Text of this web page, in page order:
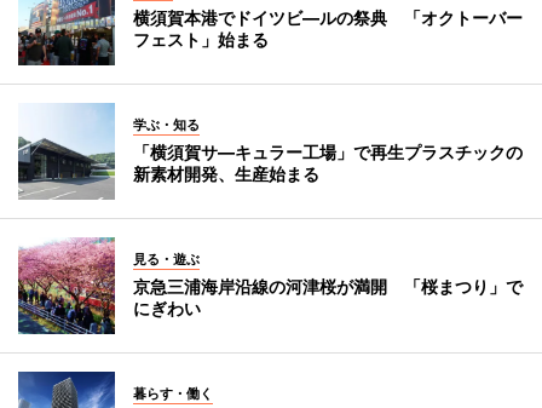
横須賀本港でドイツビ―ルの祭典 「オクトーバー
フェスト」始まる
学ぶ・知る
「横須賀サ―キュラー工場」で再生プラスチックの
新素材開発、生産始まる
見る・遊ぶ
京急三浦海岸沿線の河津桜が満開 「桜まつり」で
にぎわい
暮らす・働く